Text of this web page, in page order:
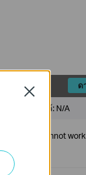
ด
ขนาดไฟล์: N/A
play or cannot
Close